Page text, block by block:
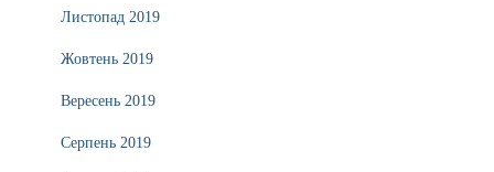
Листопад 2019
Жовтень 2019
Вересень 2019
Серпень 2019